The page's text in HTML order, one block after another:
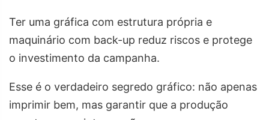
Ter uma gráfica com estrutura própria e
maquinário com back-up reduz riscos e protege
o investimento da campanha.
Esse é o verdadeiro segredo gráfico: não apenas
imprimir bem, mas garantir que a produção